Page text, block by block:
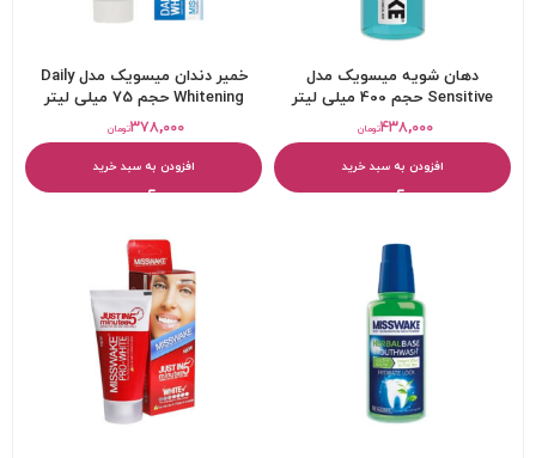
دهان شویه میسویک مدل
Sensitive حجم 400 میلی لیتر
تومان۴۳۸,۰۰۰
افزودن به سبد خرید
خمیر دندان میسویک مدل Daily
Whitening حجم 75 میلی لیتر
تومان۳۷۸,۰۰۰
افزودن به سبد خرید